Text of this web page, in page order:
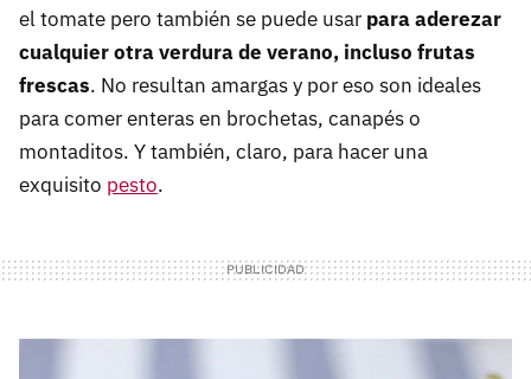
el tomate pero también se puede usar para aderezar
cualquier otra verdura de verano, incluso frutas
frescas. No resultan amargas y por eso son ideales
para comer enteras en brochetas, canapés o
montaditos. Y también, claro, para hacer una
exquisito pesto.